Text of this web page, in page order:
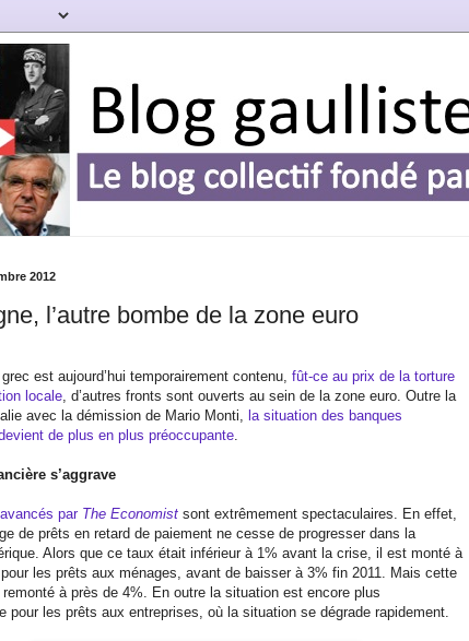
2012
l’autre bombe de la zone euro
est aujourd’hui temporairement contenu, fût-ce au prix de la torture
locale , d’autres fronts sont ouverts au sein de la zone euro. Outre la
avec la démission de Mario Monti, la situation des banques
de plus en plus préoccupante
s’aggrave
par The Economist sont extrêmement spectaculaires. En effet,
de prêts en retard de paiement ne cesse de progresser dans la
Alors que ce taux était inférieur à 1% avant la crise, il est monté à
les prêts aux ménages, avant de baisser à 3% fin 2011. Mais cette
à près de 4%. En outre la situation est encore plus
pour les prêts aux entreprises, où la situation se dégrade rapidement.